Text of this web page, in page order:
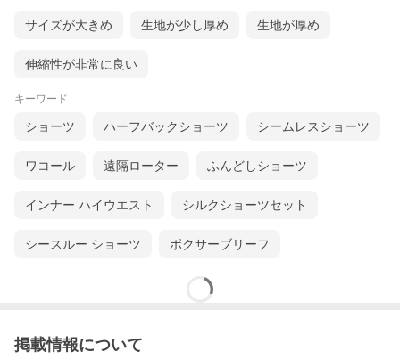
サイズが大きめ 生地が少し厚め 生地が厚め
伸縮性が非常に良い
キーワード
ショーツ ハーフバックショーツ シームレスショーツ
ワコール 遠隔ローター ふんどしショーツ
インナー ハイウエスト シルクショーツセット
シースルー ショーツ ボクサーブリーフ
掲載情報について